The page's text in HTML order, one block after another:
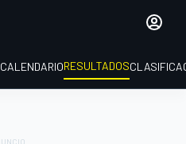
CALENDARIORESULTADOS